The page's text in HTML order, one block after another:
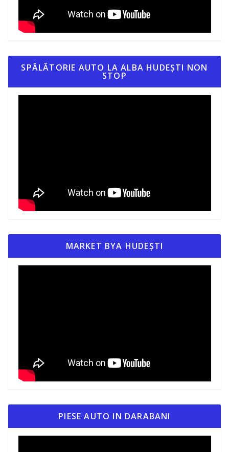
SPĂLĂTORIE AUTO LA ALBA HUDEȘTI NON
STOP
MARKET BYA HUDEȘTI
PIESE AUTO IN DARABANI